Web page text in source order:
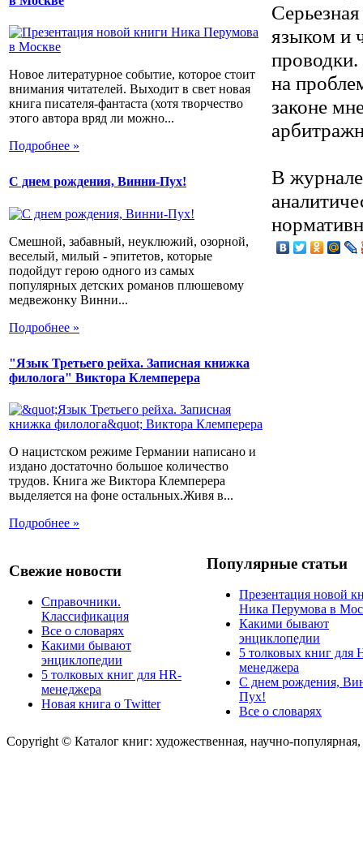
Новое литературное событие, которое стоит
внимания читателей. Выходит в свет новая
книга писателя-фантаста (хотя творчество
этого автора вряд ли можно...
Подробнее »
С днем рождения, Винни-Пух!
Смешной, забавный, неуклюжий, озорной,
веселый, милый - эпитетов, которые
подойдут герою одного из самых
популярных детских романов плюшевому
медвежонку Винни...
Подробнее »
"Язык Третьего рейха. Записная книжка
филолога" Виктора Клемперера
О нацистском режиме Германии написано и
издано достаточно большое количество
трудов. Книга же Виктора Клемперера
выделяется на фоне остальных.Живя в...
Подробнее »
языком и
на
законе
В
Свежие новости
Справочники.
Классификация
Все о словарях
Какими бывают
энциклопедии
5 толковых книг для HR-
менеджера
Новая книга о Twitter
Популярные статьи
Презентация новой
Ника Перумова в
Какими бывают
энциклопедии
5 толковых книг для
менеджера
С днем рождения,
Пух!
Все о словарях
Copyright © Каталог книг: художественная, научно-